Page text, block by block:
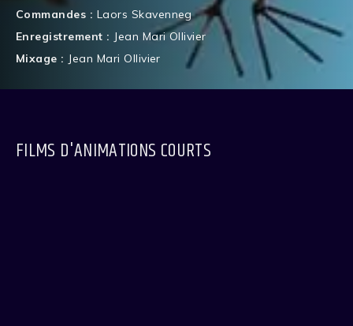
Commandes : Laors Skavenneg
Enregistrement : Jean Mari Ollivier
Mixage : Jean Mari Ollivier
FILMS D'ANIMATIONS COURTS